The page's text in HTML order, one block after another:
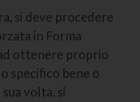
si deve procedere
in Forma
ottenere proprio
specifico bene o
volta, si